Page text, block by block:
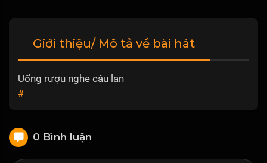
Giới thiệu/ Mô tả về bài hát
Uống rượu nghe câu lan
#
0 Bình luận